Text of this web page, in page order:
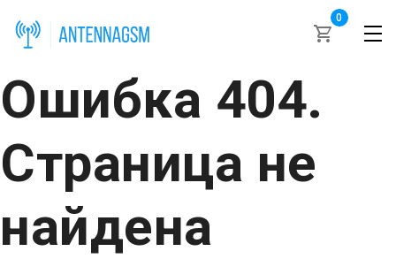
0
Ошибка 404.
Страница не
найдена